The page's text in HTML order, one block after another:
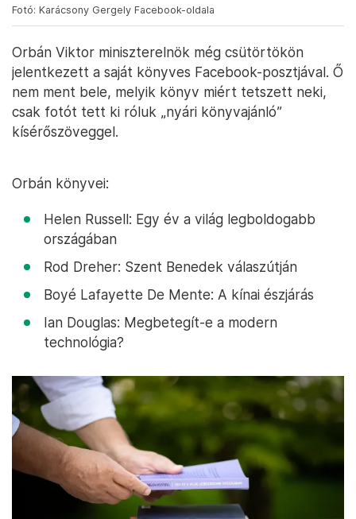
Fotó: Karácsony Gergely Facebook-oldala
Orbán Viktor miniszterelnök még csütörtökön
jelentkezett a saját könyves Facebook-posztjával. Ő
nem ment bele, melyik könyv miért tetszett neki,
csak fotót tett ki róluk „nyári könyvajánló”
kísérőszöveggel.
Orbán könyvei:
Helen Russell: Egy év a világ legboldogabb
országában
Rod Dreher: Szent Benedek válaszútján
Boyé Lafayette De Mente: A kínai észjárás
Ian Douglas: Megbetegít-e a modern
technológia?